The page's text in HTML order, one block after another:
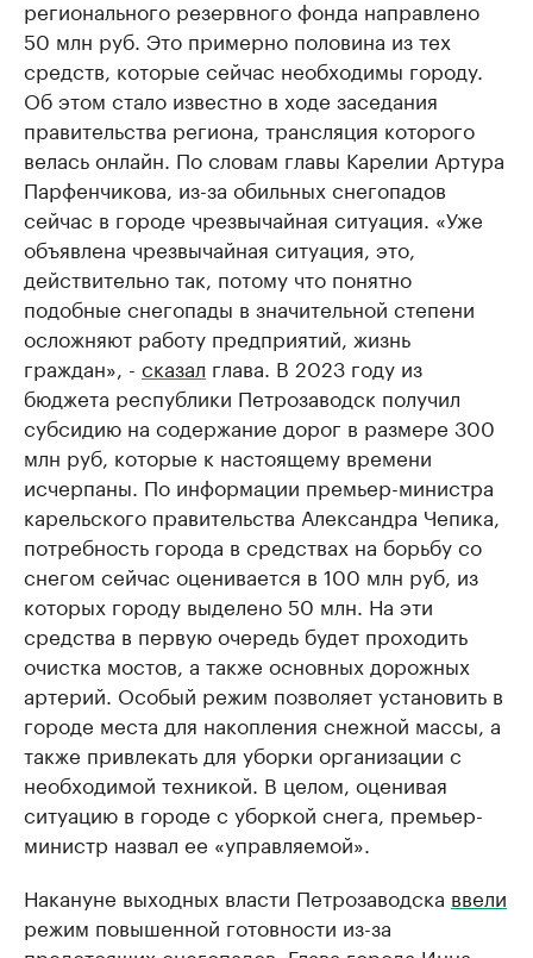
регионального резервного фонда направлено
50 млн руб. Это примерно половина из тех
средств, которые сейчас необходимы городу.
Об этом стало известно в ходе заседания
правительства региона, трансляция которого
велась онлайн. По словам главы Карелии Артура
Парфенчикова, из-за обильных снегопадов
сейчас в городе чрезвычайная ситуация. «Уже
объявлена чрезвычайная ситуация, это,
действительно так, потому что понятно
подобные снегопады в значительной степени
осложняют работу предприятий, жизнь
граждан», - сказал глава. В 2023 году из
бюджета республики Петрозаводск получил
субсидию на содержание дорог в размере 300
млн руб, которые к настоящему времени
исчерпаны. По информации премьер-министра
карельского правительства Александра Чепика,
потребность города в средствах на борьбу со
снегом сейчас оценивается в 100 млн руб, из
которых городу выделено 50 млн. На эти
средства в первую очередь будет проходить
очистка мостов, а также основных дорожных
артерий. Особый режим позволяет установить в
городе места для накопления снежной массы, а
также привлекать для уборки организации с
необходимой техникой. В целом, оценивая
ситуацию в городе с уборкой снега, премьер-
министр назвал ее «управляемой».
Накануне выходных власти Петрозаводска ввели
режим повышенной готовности из-за